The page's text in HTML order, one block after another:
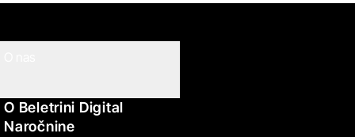
O Beletrini Digital
Naročnine